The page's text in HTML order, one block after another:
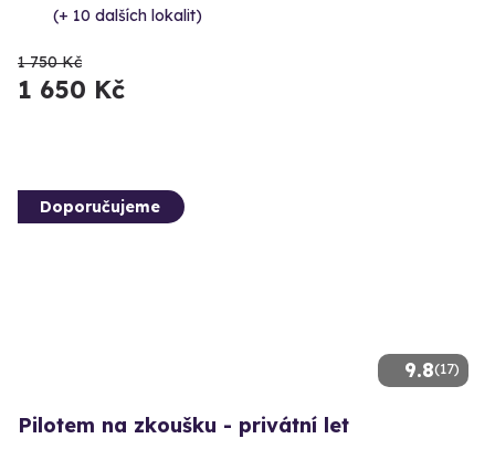
(+ 10 dalších lokalit)
1 750 Kč
1 650 Kč
9.8(17)
Doporučujeme
Pilotem na zkoušku - privátní let